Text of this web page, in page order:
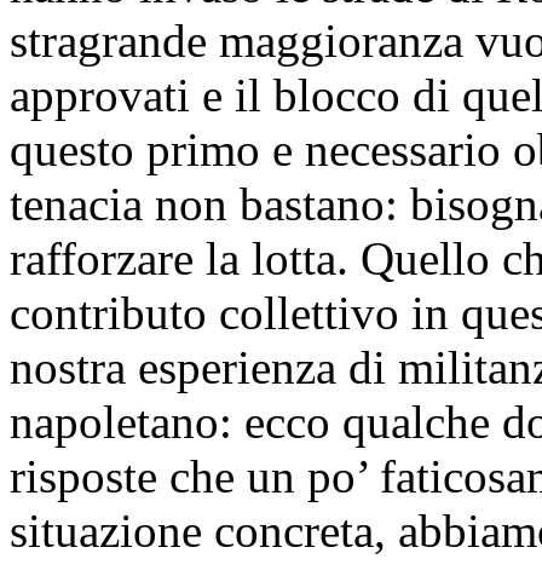
stragrande maggioranza
approvati e il blocco di
questo primo e necessario
tenacia non bastano:
rafforzare la lotta. Quello
contributo collettivo in
nostra esperienza di
napoletano: ecco qualche
risposte che un po’
situazione concreta,